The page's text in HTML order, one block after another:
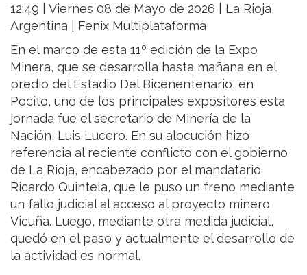
12:49 | Viernes 08 de Mayo de 2026 | La Rioja,
Argentina | Fenix Multiplataforma
En el marco de esta 11º edición de la Expo
Minera, que se desarrolla hasta mañana en el
predio del Estadio Del Bicenentenario, en
Pocito, uno de los principales expositores esta
jornada fue el secretario de Minería de la
Nación, Luis Lucero. En su alocución hizo
referencia al reciente conflicto con el gobierno
de La Rioja, encabezado por el mandatario
Ricardo Quintela, que le puso un freno mediante
un fallo judicial al acceso al proyecto minero
Vicuña. Luego, mediante otra medida judicial,
quedó en el paso y actualmente el desarrollo de
la actividad es normal.